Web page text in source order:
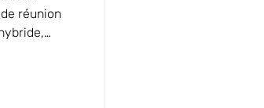
réunion